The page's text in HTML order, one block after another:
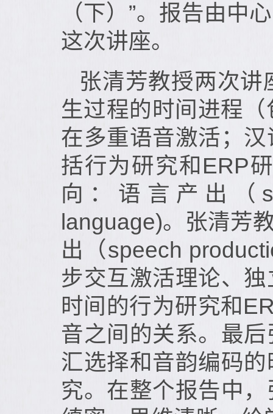
（下）”。报告由中
这次讲座。
张清芳教授两次
生过程的时间进程
在多重语音激活；
括行为研究和ERP
向：语言产出（
language)。张清芳
出（speech
步交互激活理论、
时间的行为研究和
音之间的关系。最
汇选择和音韵编码
究。在整个报告中